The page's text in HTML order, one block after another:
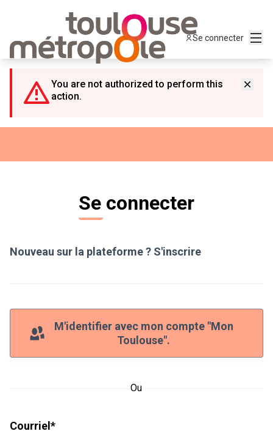
Se connecter
You are not authorized to perform this
action.
Se connecter
Nouveau sur la plateforme ? S'inscrire
M'identifier avec mon compte "Mon
Toulouse".
Ou
Courriel *Champ obligatoire